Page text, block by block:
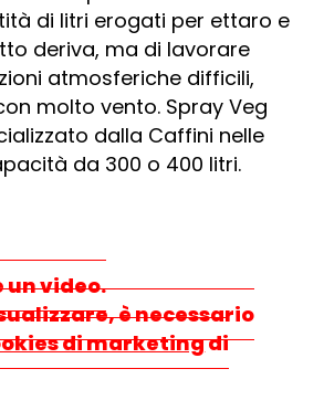
di litri erogati per ettaro e
deriva, ma di lavorare
atmosferiche difficili,
molto vento. Spray Veg
dalla Caffini nelle
da 300 o 400 litri.
un video.
è necessario
di marketingdi